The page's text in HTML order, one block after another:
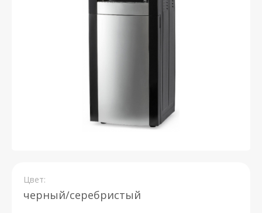
Цвет:
черный/серебристый